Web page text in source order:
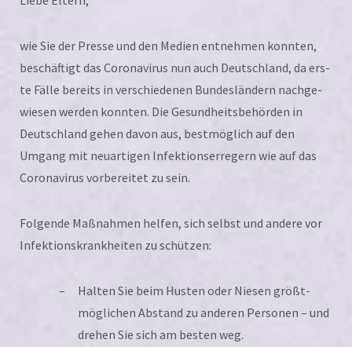
wie Sie der Presse und den Medien ent­neh­men konn­ten,
beschäf­tigt das Coronavirus nun auch Deutschland, da ers­
te Fälle bereits in ver­schie­de­nen Bundesländern nach­ge­
wie­sen wer­den konn­ten. Die Gesundheitsbehörden in
Deutschland gehen davon aus, best­mög­lich auf den
Umgang mit neu­ar­ti­gen Infektionserregern wie auf das
Coronavirus vor­be­rei­tet zu sein.
Folgende Maßnahmen hel­fen, sich selbst und ande­re vor
Infektionskrankheiten zu schützen:
Halten Sie beim Husten oder Niesen größt­
mög­li­chen Abstand zu ande­ren Personen – und
dre­hen Sie sich am bes­ten weg.